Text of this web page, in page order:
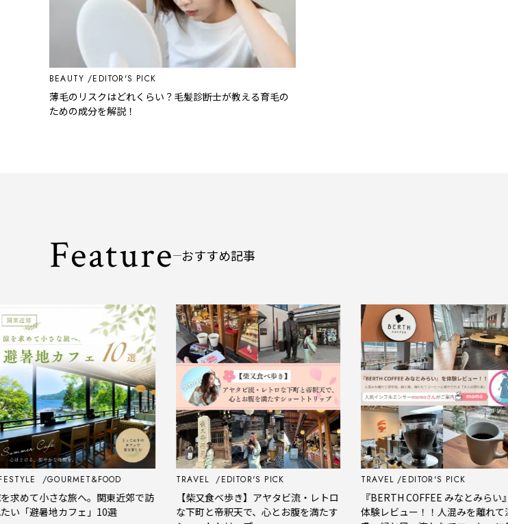
BEAUTY EDITOR'S PICK
薄毛のリスクはどれくらい？毛髪診断士が教える育毛の
ための成分を解説！
Feature おすすめ記事
GOURMET&FOOD
めて小さな旅へ。関東近郊で訪
「避暑地カフェ」10選
TRAVEL EDITOR'S PICK
【柴又食べ歩き】アヤタビ流・レトロ
な下町と帝釈天で、心とお腹を満たす
TRAVEL EDITOR'S PICK
『BERTH COFFEE みなとみらい』を
体験レビュー！！人混みを離れて深呼